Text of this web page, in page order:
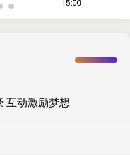
互动激励梦想